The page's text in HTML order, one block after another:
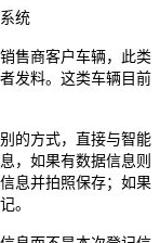
统
售商客户车辆，此类
发料。这类车辆目前
的方式，直接与智能
，如果有数据信息则
息并拍照保存；如果
。